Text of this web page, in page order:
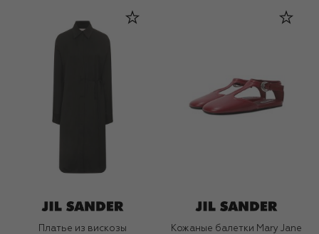
Платье из вискозы
Кожаные балетки Mary Jane